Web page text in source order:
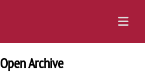
Archive